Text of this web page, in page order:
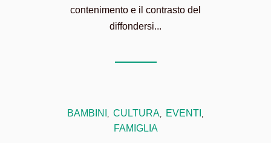
contenimento e il contrasto del
diffondersi...
BAMBINI CULTURA, EVENTI
FAMIGLIA